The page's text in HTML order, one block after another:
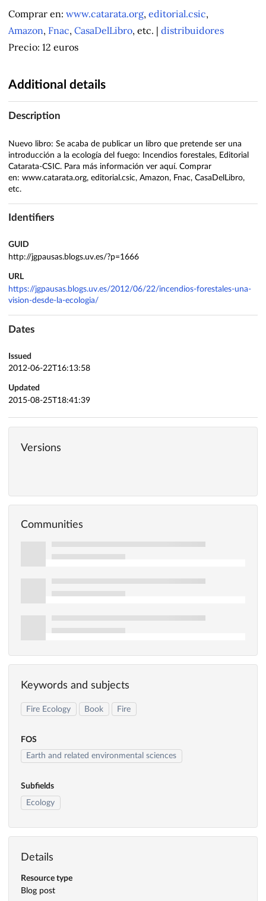
Comprar en: www.catarata.org, editorial.csic,
Amazon, Fnac, CasaDelLibro, etc. | distribuidores
Precio: 12 euros
Additional details
Description
Nuevo libro: Se acaba de publicar un libro que pretende ser una
introducción a la ecología del fuego: Incendios forestales, Editorial
Catarata-CSIC. Para más información ver aquí. Comprar
en: www.catarata.org, editorial.csic, Amazon, Fnac, CasaDelLibro,
etc.
Identifiers
GUID
http://jgpausas.blogs.uv.es/?p=1666
URL
https://jgpausas.blogs.uv.es/2012/06/22/incendios-forestales-una-
vision-desde-la-ecologia/
Dates
Issued
2012-06-22T16:13:58
Updated
2015-08-25T18:41:39
Versions
Communities
Keywords and subjects
Fire Ecology Book Fire
FOS
Earth and related environmental sciences
Subfields
Ecology
Details
Resource type
Blog post